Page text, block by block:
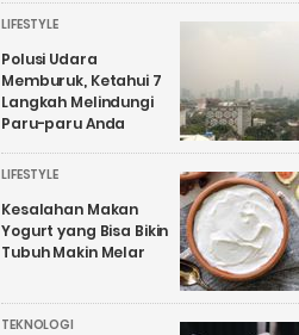
LIFESTYLE
Polusi Udara
Memburuk, Ketahui 7
Langkah Melindungi
Paru-paru Anda
LIFESTYLE
Kesalahan Makan
Yogurt yang Bisa Bikin
Tubuh Makin Melar
TEKNOLOGI